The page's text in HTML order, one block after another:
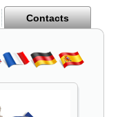
Contacts